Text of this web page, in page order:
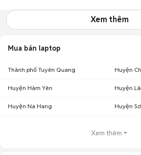
Xem thêm
Mua bán laptop
Thành phố Tuyên Quang Huyện
Huyện Hàm Yên Huyện
Huyện Na Hang Huyện
Xem thêm